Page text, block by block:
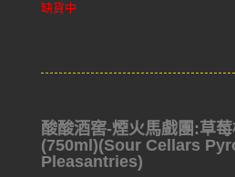
缺貨中
酸酸酒窖-煙火馬戲團:草
(750ml)(Sour Cellars
Pleasantries)